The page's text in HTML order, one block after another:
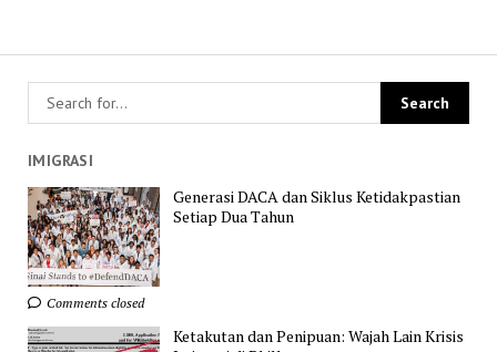
IMIGRASI
Generasi DACA dan Siklus Ketidakpastian
Setiap Dua Tahun
Comments closed
Ketakutan dan Penipuan: Wajah Lain Krisis